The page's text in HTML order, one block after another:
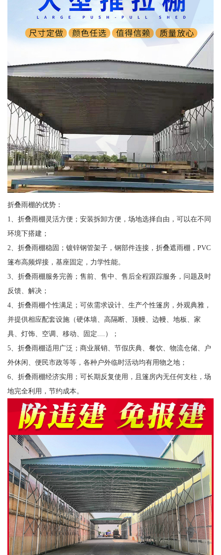
折叠雨棚的优势：
1、折叠雨棚灵活方便；安装拆卸方便，场地选择自由，可以在不同
环境下搭建；
2、折叠雨棚稳固；镀锌钢管架子，钢部件连接，折叠遮雨棚，PVC
篷布高频焊接，基座固定，力学性能。
3、折叠雨棚服务完善；售前、售中、售后全程跟踪服务，问题及时
反馈、解决；
4、折叠雨棚个性满足；可依需求设计、生产个性篷房，外观典雅，
并提供相应配套设施（硬体墙、高隔断、顶幔、边幔、地板、家
具、灯饰、空调、移动、固定....）；
5、折叠雨棚适用广泛；商业展销、节假庆典、餐饮、物流仓储、户
外休闲、便民市政等等，各种户外临时活动均有用物之地；
6、折叠雨棚经济实用；可长期反复使用，且篷房内无任何支柱，场
地完全利用，节约成本。